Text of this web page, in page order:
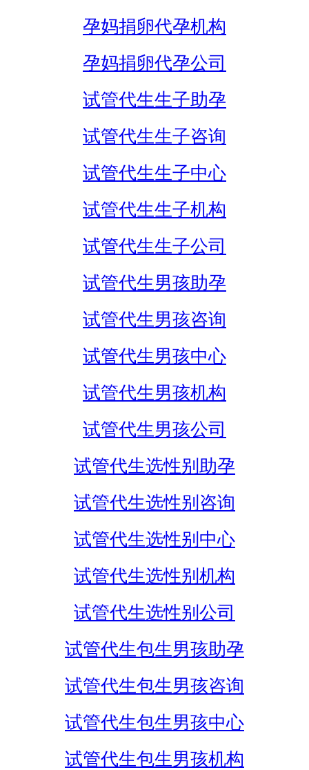
孕妈捐卵代孕机构
孕妈捐卵代孕公司
试管代生生子助孕
试管代生生子咨询
试管代生生子中心
试管代生生子机构
试管代生生子公司
试管代生男孩助孕
试管代生男孩咨询
试管代生男孩中心
试管代生男孩机构
试管代生男孩公司
试管代生选性别助孕
试管代生选性别咨询
试管代生选性别中心
试管代生选性别机构
试管代生选性别公司
试管代生包生男孩助孕
试管代生包生男孩咨询
试管代生包生男孩中心
试管代生包生男孩机构